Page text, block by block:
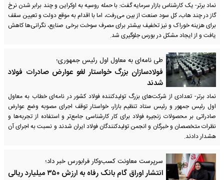
نماد برتر- یک کارشناس بازار سرمایه گفت: با حمله روسیه به اوکراین و چند برابر شدن نرخ
گاز در چند ‌هاب، کل سود صنعت از بین می‌رفت، اما با اقدام به موقع دولت و تعیین سقف
برای هزینه خوراک و نیز تخفیف بیشتر برای مصرف سوخت برخی صنایع، نگرانی‌ها کاهش
یافت و از ایجاد مشکل در بورس جلوگیری شد.
طی نامه‌ای به معاول اول رئیس جمهوری؛
فولادسازان بزرگ خواستار لغو عوارض صادرات فولاد
شدند
نماد برتر- تعدادی از شرکت‌های بزرگ تولیدکننده فولاد کشور در نامه‌ای خطاب به معاول
اول رئیس جمهور و رئیس ستاد تنظیم بازار، خواستار توقف اجرای مصوبه وضع عوارض
صادراتی بر محصولات زنجیره فولاد برای کار کارشناسی جامع‌تر و استفاده از تجربه‌ها و
نظرات متخصصان و خبرگان و انجمن تولیدکنندگان فولاد ایران شدند و نسبت به اجرای آن
هشدار دادند.
سرپرست معاونت کسب‌وکار فرابورس خبر داد؛
انتشار اوراق گام بانک رفاه به ارزش ۳۵۰ میلیارد ریالی